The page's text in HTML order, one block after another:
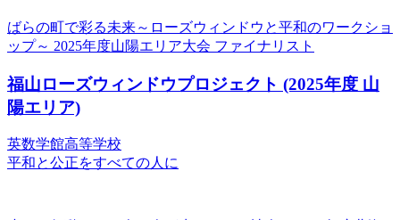
ばらの町で彩る未来～ローズウィンドウと平和のワークショ
ップ～ 2025年度山陽エリア大会 ファイナリスト
福山ローズウィンドウプロジェクト (2025年度 山
陽エリア)
英数学館高等学校
平和と公正をすべての人に